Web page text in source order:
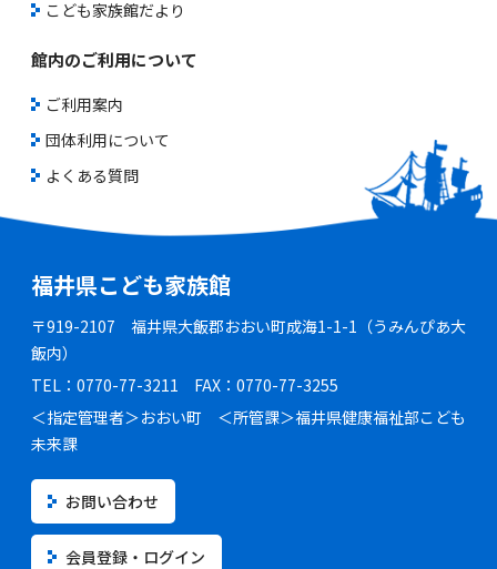
こども家族館だより
館内のご利用について
ご利用案内
団体利用について
よくある質問
福井県こども家族館
〒919-2107 福井県大飯郡おおい町成海1-1-1（うみんぴあ大
飯内）
TEL：0770-77-3211 FAX：0770-77-3255
＜指定管理者＞おおい町 ＜所管課＞福井県健康福祉部こども
未来課
お問い合わせ
会員登録・ログイン